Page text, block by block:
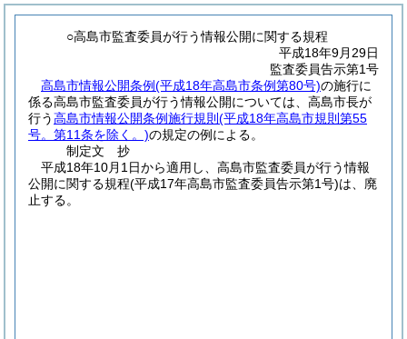
○高島市監査委員が行う情報公開に関する規程
平成18年9月29日
監査委員告示第1号
高島市情報公開条例(平成18年高島市条例第80号)の施行に
係る高島市監査委員が行う情報公開については、高島市長が
行う高島市情報公開条例施行規則 (平成18年高島市規則第55
号。第11条を除く。)の規定の例による。
制定文 抄
平成18年10月1日から適用し、高島市監査委員が行う情報
公開に関する規程(平成17年高島市監査委員告示第1号)は、廃
止する。